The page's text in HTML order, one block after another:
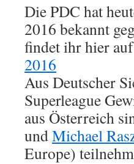
Die PDC hat
2016 bekannt
findet ihr hier
2016
Aus Deutscher
Superleague
aus Österreich
undMichael
Europe)